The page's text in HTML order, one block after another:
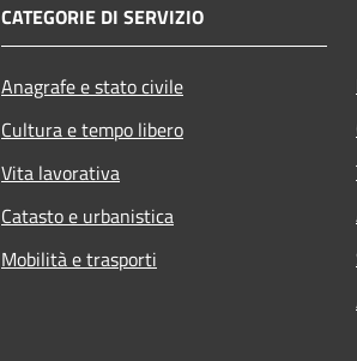
CATEGORIE DI SERVIZIO
Anagrafe e stato civile
Cultura e tempo libero
Vita lavorativa
Catasto e urbanistica
Mobilità e trasporti